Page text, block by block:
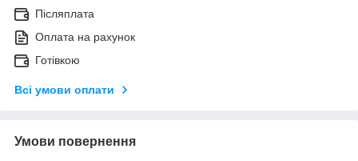
Післяплата
Оплата на рахунок
Готівкою
Всі умови оплати
Умови повернення